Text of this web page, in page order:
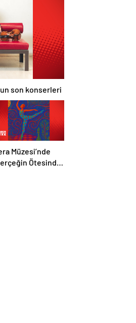
son konserleri
Müzesi’nde
Ötesinde,